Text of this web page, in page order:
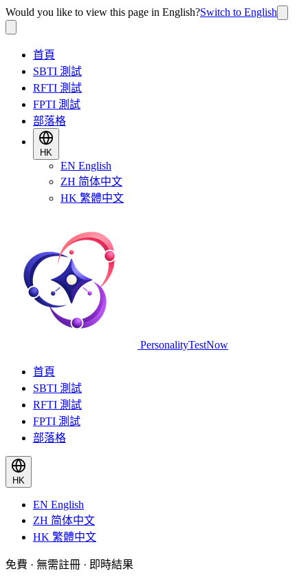
Would you like to view this page in English?Switch to English
首頁
SBTI 測試
RFTI 測試
FPTI 測試
部落格
HK
EN English
ZH 简体中文
HK 繁體中文
PersonalityTestNow
首頁
SBTI 測試
RFTI 測試
FPTI 測試
部落格
HK
EN English
ZH 简体中文
HK 繁體中文
免費 · 無需註冊 · 即時結果